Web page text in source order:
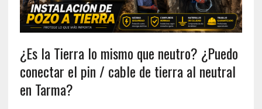
¿Es la Tierra lo mismo que neutro? ¿Puedo
conectar el pin / cable de tierra al neutral
en Tarma?